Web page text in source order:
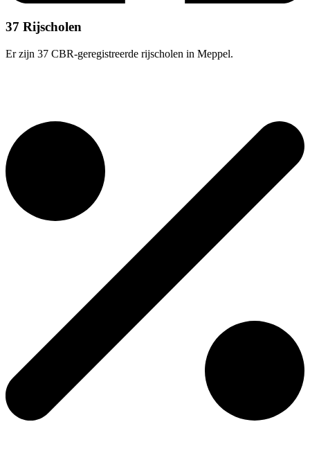
37 Rijscholen
Er zijn 37 CBR-geregistreerde rijscholen in Meppel.